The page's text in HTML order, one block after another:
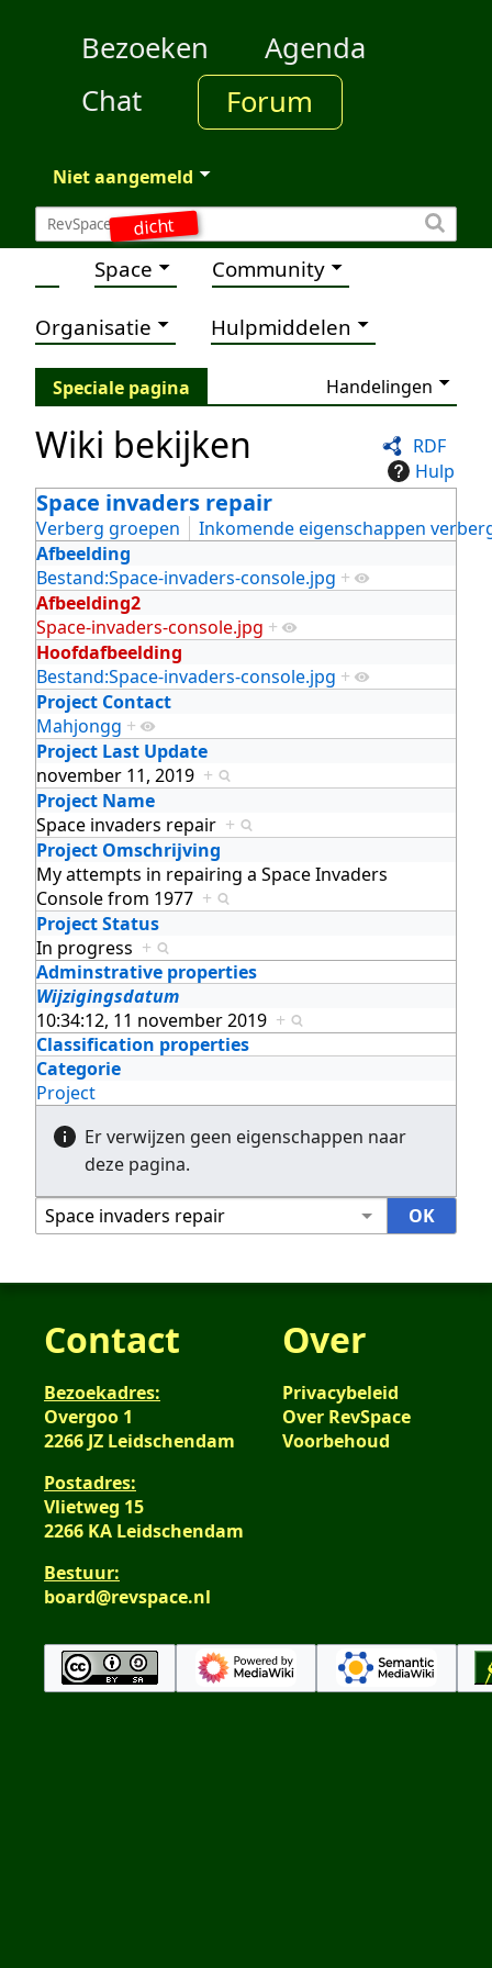
dicht
Bezoeken
Agenda
Chat
Forum
Niet aangemeld
Space Community
Organisatie Hulpmiddelen
Speciale pagina Handelingen
RDF
Hulp
Wiki bekijken
Space invaders repair
Verberg groepen
Inkomende eigenschappen
Afbeelding
Bestand:Space-invaders-console.jpg +
Afbeelding2
Space-invaders-console.jpg +
Hoofdafbeelding
Bestand:Space-invaders-console.jpg +
Project Contact
Mahjongg +
Project Last Update
november 11, 2019 +
Project Name
Space invaders repair +
Project Omschrijving
My attempts in repairing a Space Invaders
Console from 1977 +
Project Status
In progress +
Adminstrative properties
Wijzigingsdatum
10:34:12, 11 november 2019 +
Classification properties
Categorie
Project
Er verwijzen geen eigenschappen naar
deze pagina.
Contact
Bezoekadres:
Overgoo 1
2266 JZ Leidschendam
Postadres:
Vlietweg 15
2266 KA Leidschendam
Bestuur:
board@revspace.nl
Over
Privacybeleid
Over RevSpace
Voorbehoud